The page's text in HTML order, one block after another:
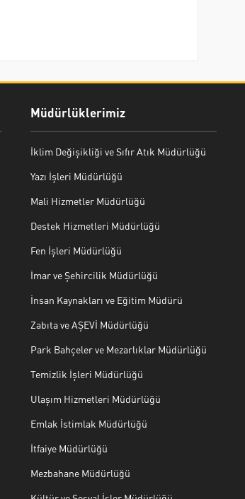
Müdürlüklerimiz
İklim Değişikliği ve Sıfır Atık Müdürlüğü
Yazı İşleri Müdürlüğü
Mali Hizmetler Müdürlüğü
Destek Hizmetleri Müdürlüğü
Fen İşleri Müdürlüğü
İmar ve Şehircilik Müdürlüğü
İnsan Kaynakları ve Eğitim Müdürü
Zabıta ve AŞEVİ Müdürlüğü
Park Bahçeler ve Mezarlıklar Müdürlüğü
Temizlik İşleri Müdürlüğü
Ulaşım Hizmetleri Müdürlüğü
Emlak İstimlak Müdürlüğü
İtfaiye Müdürlüğü
Mezbahane Müdürlüğü